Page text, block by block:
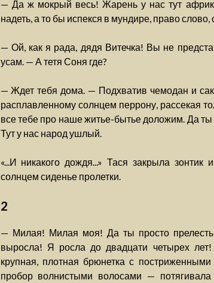
— Да ж мокрый весь! Жарень у нас тут
надеть, а то бы испекся в мундире, право слово,
— Ой, как я рада, дядя Витечка! Вы не
усам. — А тетя Соня где?
— Ждет тебя дома. — Подхватив чемодан и
расплавленному солнцем перрону, рассекая
все тебе про наше житье-бытье доложим. Да ты
Тут у нас народ ушлый.
«...И никакого дождя...» Тася закрыла
солнцем сиденье пролетки.
2
— Милая! Милая моя! Да ты просто
выросла! Я росла до двадцати четырех
крупная, плотная брюнетка с
пробор волнистыми волосами —